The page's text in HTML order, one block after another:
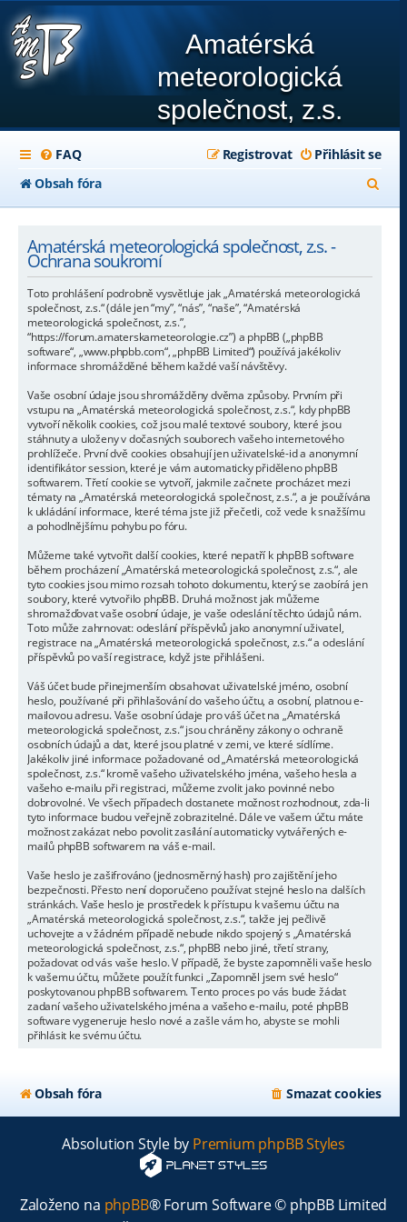
Amatérská
meteorologická
společnost, z.s.
FAQ Přihlásit se
Registrovat
Obsah fóra
l
Amatérská meteorologická společnost, z.s. -
Ochrana soukromí
Toto prohlášení podrobně vysvětluje jak „Amatérská meteorologická
společnost, z.s.“ (dále jen “my”, “nás”, “naše”, “Amatérská
meteorologická společnost, z.s.”,
“https://forum.amaterskameteorologie.cz”) a phpBB („phpBB
software“, „www.phpbb.com“, „phpBB Limited“) používá jakékoliv
informace shromážděné během každé vaší návštěvy.
Vaše osobní údaje jsou shromážděny dvěma způsoby. Prvním při
vstupu na „Amatérská meteorologická společnost, z.s.“, kdy phpBB
vytvoří několik cookies, což jsou malé textové soubory, které jsou
stáhnuty a uloženy v dočasných souborech vašeho internetového
prohlížeče. První dvě cookies obsahují jen uživatelské-id a anonymní
identifikátor session, které je vám automaticky přiděleno phpBB
softwarem. Třetí cookie se vytvoří, jakmile začnete procházet mezi
tématy na „Amatérská meteorologická společnost, z.s.“, a je používána
k ukládání informace, které téma jste již přečetli, což vede k snažšímu
a pohodlnějšímu pohybu po fóru.
Můžeme také vytvořit další cookies, které nepatří k phpBB software
během procházení „Amatérská meteorologická společnost, z.s.“, ale
tyto cookies jsou mimo rozsah tohoto dokumentu, který se zaobírá jen
soubory, které vytvořilo phpBB. Druhá možnost jak můžeme
shromažďovat vaše osobní údaje, je vaše odeslání těchto údajů nám.
Toto může zahrnovat: odeslání příspěvků jako anonymní uživatel,
registrace na „Amatérská meteorologická společnost, z.s.“ a odeslání
příspěvků po vaší registrace, když jste přihlášeni.
Váš účet bude přinejmenším obsahovat uživatelské jméno, osobní
heslo, používané při přihlašování do vašeho účtu, a osobní, platnou e-
mailovou adresu. Vaše osobní údaje pro váš účet na „Amatérská
meteorologická společnost, z.s.“ jsou chráněny zákony o ochraně
osobních údajů a dat, které jsou platné v zemi, ve které sídlíme.
Jakékoliv jiné informace požadované od „Amatérská meteorologická
společnost, z.s.“ kromě vašeho uživatelského jména, vašeho hesla a
vašeho e-mailu při registraci, můžeme zvolit jako povinné nebo
dobrovolné. Ve všech případech dostanete možnost rozhodnout, zda-li
tyto informace budou veřejně zobrazitelné. Dále ve vašem účtu máte
možnost zakázat nebo povolit zasílání automaticky vytvářených e-
mailů phpBB softwarem na váš e-mail.
Vaše heslo je zašifrováno (jednosměrný hash) pro zajištění jeho
bezpečnosti. Přesto není doporučeno používat stejné heslo na dalších
stránkách. Vaše heslo je prostředek k přístupu k vašemu účtu na
„Amatérská meteorologická společnost, z.s.“, takže jej pečlivě
uchovejte a v žádném případě nebude nikdo spojený s „Amatérská
meteorologická společnost, z.s.“, phpBB nebo jiné, třetí strany,
požadovat od vás vaše heslo. V případě, že byste zapomněli vaše heslo
k vašemu účtu, můžete použít funkci „Zapomněl jsem své heslo“
poskytovanou phpBB softwarem. Tento proces po vás bude žádat
zadaní vašeho uživatelského jména a vašeho e-mailu, poté phpBB
software vygeneruje heslo nové a zašle vám ho, abyste se mohli
přihlásit ke svému účtu.
Obsah fóra Smazat cookies
Absolution Style by Premium phpBB Styles
Založeno na phpBB® Forum Software © phpBB Limited